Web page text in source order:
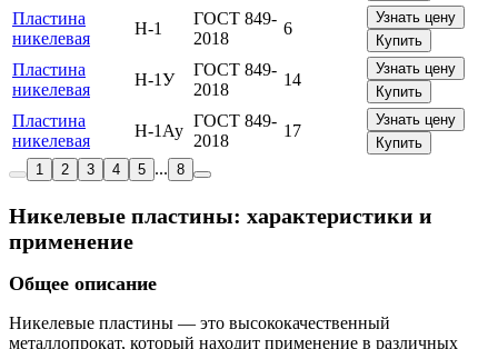
Пластина
никелевая
Н-1
ГОСТ 849-
2018
6
Узнать цену
Купить
Пластина
никелевая
Н-1У
ГОСТ 849-
2018
14
Узнать цену
Купить
Пластина
никелевая
Н-1Ау
ГОСТ 849-
2018
17
Узнать цену
Купить
1
2 3 4 5 ... 8
Никелевые пластины: характеристики и
применение
Общее описание
Никелевые пластины — это высококачественный
металлопрокат, который находит применение в различных